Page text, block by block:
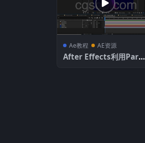
Ae教程 AE资源
After Effects利用Parti